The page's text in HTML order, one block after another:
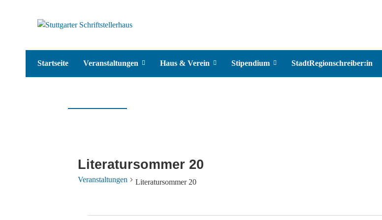
Startseite Veranstaltungen Haus & Verein Stipendium StadtRegionschreiber:in
Literatursommer 20
Veranstaltungen Literatursommer 20